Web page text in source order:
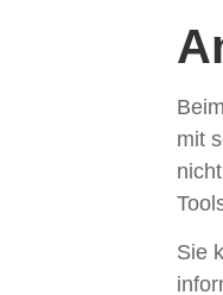
mit
Sie